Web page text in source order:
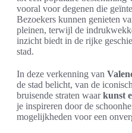
vooral voor degenen die
Bezoekers kunnen genieten
pleinen, terwijl de
inzicht biedt in de rijke
stad.
In deze verkenning van
de stad belicht, van de
bruisende straten waarkunst
je inspireren door de
mogelijkheden voor een